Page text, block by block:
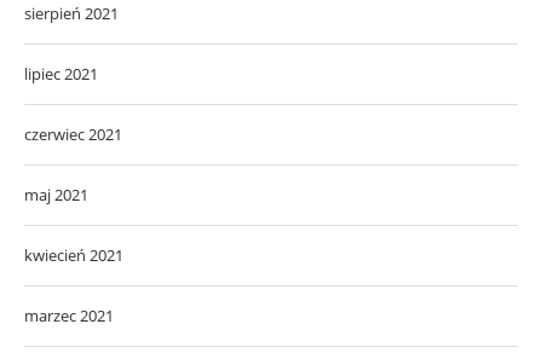
sierpień 2021
lipiec 2021
czerwiec 2021
maj 2021
kwiecień 2021
marzec 2021